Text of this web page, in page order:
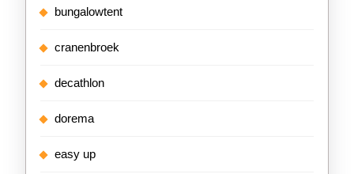
bungalowtent
cranenbroek
decathlon
dorema
easy up